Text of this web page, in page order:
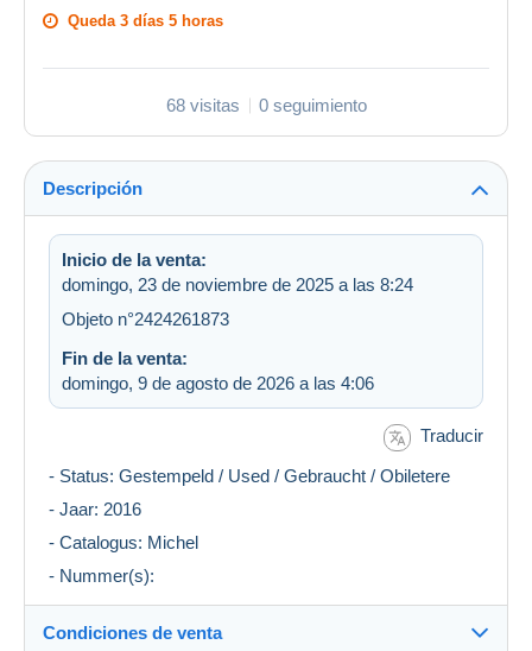
Queda 3 días 5 horas
68 visitas 0 seguimiento
Descripción
Inicio de la venta:
domingo, 23 de noviembre de 2025 a las 8:24
Objeto n°2424261873
Fin de la venta:
domingo, 9 de agosto de 2026 a las 4:06
Traducir
- Status: Gestempeld / Used / Gebraucht / Obiletere
- Jaar: 2016
- Catalogus: Michel
- Nummer(s):
Condiciones de venta